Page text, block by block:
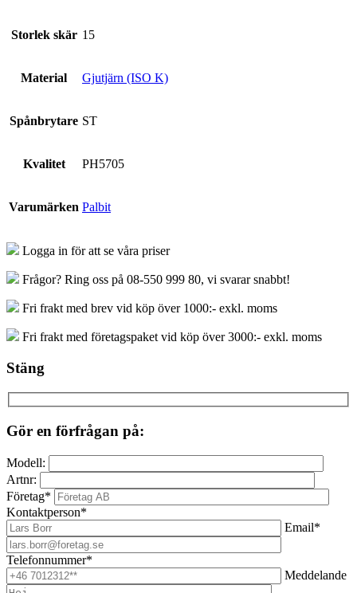
Storlek skär 15
Material Gjutjärn (ISO K)
Spånbrytare ST
Kvalitet PH5705
Varumärken Palbit
Logga in för att se våra priser
Frågor? Ring oss på 08-550 999 80, vi svarar snabbt!
Fri frakt med brev vid köp över 1000:- exkl. moms
Fri frakt med företagspaket vid köp över 3000:- exkl. moms
Stäng
Gör en förfrågan på:
Modell:
Artnr:
Företag*
Kontaktperson*
Email*
Telefonnummer*
Meddelande